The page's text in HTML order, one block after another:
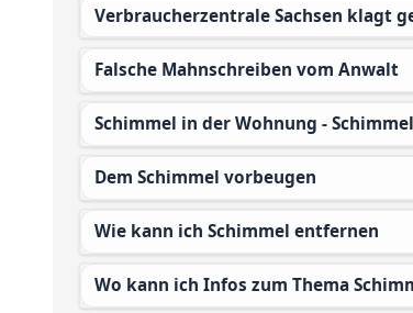
Verbraucherzentrale Sachsen klagt
Falsche Mahnschreiben vom Anwalt
Schimmel in der Wohnung -
Dem Schimmel vorbeugen
Wie kann ich Schimmel entfernen
Wo kann ich Infos zum Thema